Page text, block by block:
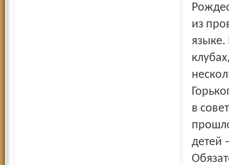
из
языке.
в
детей